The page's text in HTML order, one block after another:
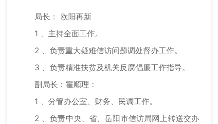
局长： 欧阳再新
1 、主持全面工作。
2 、负责重大疑难信访问题调处督办工作。
3 、负责精准扶贫及机关反腐倡廉工作指导。
副局长：霍顺理：
1 、分管办公室、财务、民调工作。
2 、负责中央、省、岳阳市信访局网上转送交办